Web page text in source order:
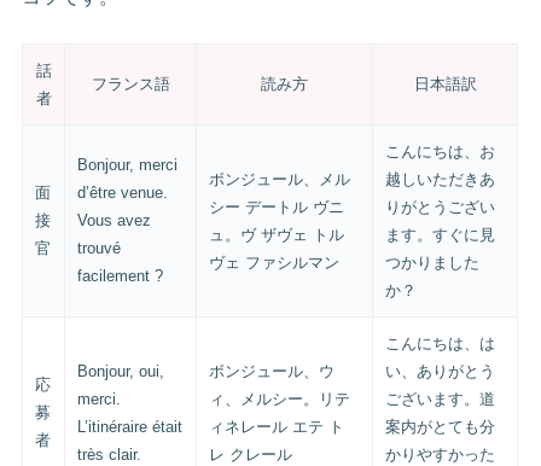
話
者
フランス語 読み方 日本語訳
面
接
官
Bonjour, merci
d’être venue.
Vous avez
trouvé
facilement ?
ボンジュール、メル
シー デートル ヴニ
ュ。ヴ ザヴェ トル
ヴェ ファシルマン
こんにちは、お
越しいただきあ
りがとうござい
ます。すぐに見
つかりました
か？
応
募
者
Bonjour, oui,
merci.
L’itinéraire était
très clair.
ボンジュール、ウ
ィ、メルシー。リテ
ィネレール エテ ト
レ クレール
こんにちは、は
い、ありがとう
ございます。道
案内がとても分
かりやすかった